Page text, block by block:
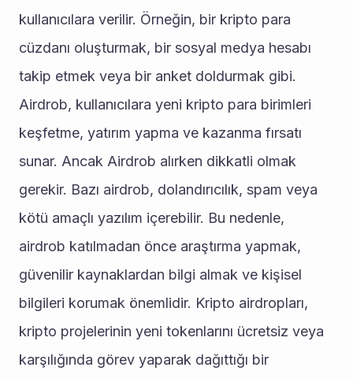
kullanıcılara verilir. Örneğin, bir kripto para
cüzdanı oluşturmak, bir sosyal medya hesabı
takip etmek veya bir anket doldurmak gibi.
Airdrob, kullanıcılara yeni kripto para birimleri
keşfetme, yatırım yapma ve kazanma fırsatı
sunar. Ancak Airdrob alırken dikkatli olmak
gerekir. Bazı airdrob, dolandırıcılık, spam veya
kötü amaçlı yazılım içerebilir. Bu nedenle,
airdrob katılmadan önce araştırma yapmak,
güvenilir kaynaklardan bilgi almak ve kişisel
bilgileri korumak önemlidir. Kripto airdropları,
kripto projelerinin yeni tokenlarını ücretsiz veya
karşılığında görev yaparak dağıttığı bir